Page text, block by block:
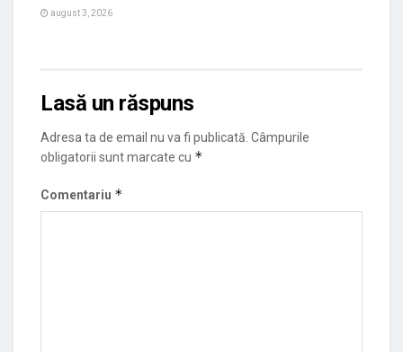
august 3, 2026
Lasă un răspuns
Adresa ta de email nu va fi publicată. Câmpurile
obligatorii sunt marcate cu *
Comentariu *